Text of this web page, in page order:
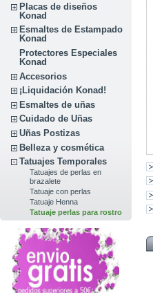
Placas de diseños
Konad
Esmaltes de Estampado
Konad
Protectores Especiales
Konad
Accesorios
¡Liquidación Konad!
Esmaltes de uñas
Cuidado de Uñas
Uñas Postizas
Belleza y cosmética
Tatuajes Temporales
Tatuajes de perlas en
brazalete
Tatuaje con perlas
Tatuaje Henna
Tatuaje perlas para rostro